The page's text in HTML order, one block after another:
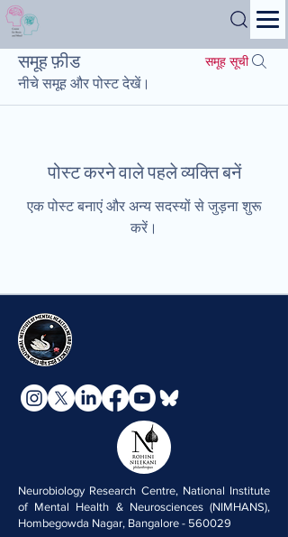
Search
समूह फ़ीड समूह सूची
नीचे समूह और पोस्ट देखें।
पोस्ट करने वाले पहले व्यक्ति बनें
एक पोस्ट बनाएं और अन्य सदस्यों से जुड़ना शुरू
करें।
Neurobiology Research Centre, National Institute
of Mental Health & Neurosciences (NIMHANS),
Hombegowda Nagar, Bangalore - 560029